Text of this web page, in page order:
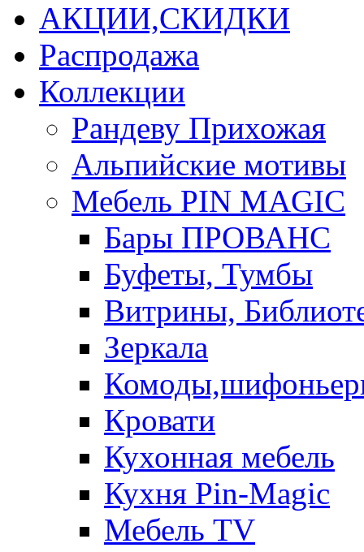
АКЦИИ,СКИДКИ
Распродажа
Коллекции
Рандеву Прихожая
Альпийские мотивы
Мебель PIN MAGIС
Бары ПРОВАНС
Буфеты, Тумбы
Витрины,
Зеркала
Кровати
Кухонная мебель
Кухня Pin-Magic
Мебель TV